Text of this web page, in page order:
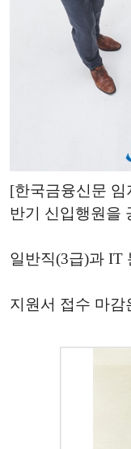
[한국금융신문
반기 신입행원을
일반직(3급)과 IT
지원서 접수 마감